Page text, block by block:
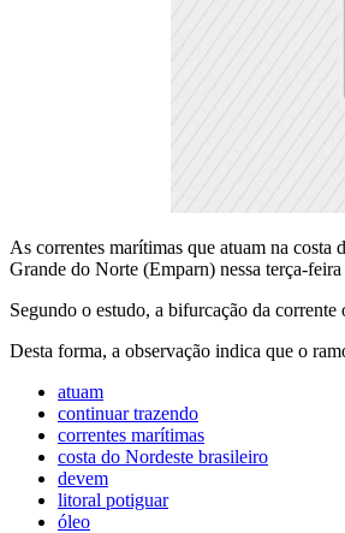
As correntes marítimas que atuam na
Grande do Norte (Emparn) nessa terça-
Segundo o estudo, a bifurcação da
Desta forma, a observação indica que o
atuam
continuar trazendo
correntes marítimas
costa do Nordeste brasileiro
devem
litoral potiguar
óleo